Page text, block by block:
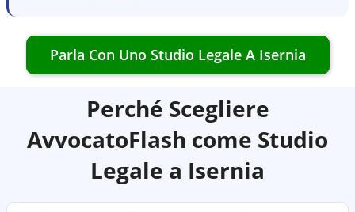
Parla Con Uno Studio Legale A Isernia
Perché Scegliere
AvvocatoFlash come Studio
Legale a Isernia